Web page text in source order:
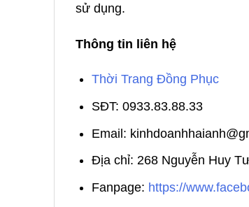
sử dụng.
Thông tin liên hệ
Thời Trang Đồng Phục
SĐT: 0933.83.88.33
Email:
Địa chỉ: 268 Nguyễn Huy
Fanpage: https://